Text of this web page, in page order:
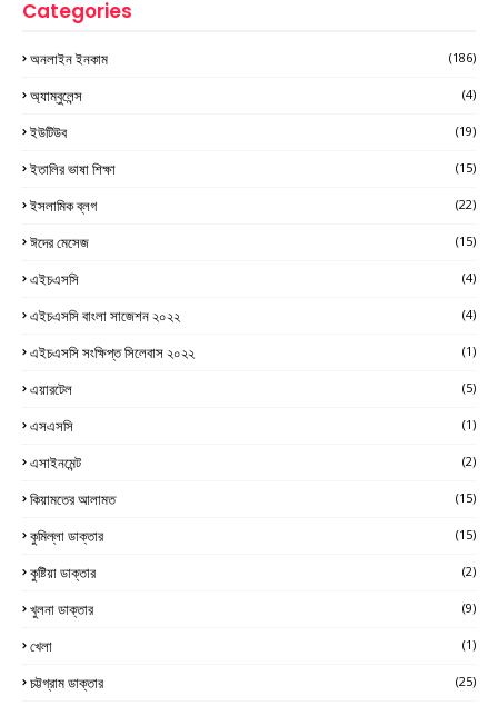
Categories
অনলাইন ইনকাম (186)
অ্যাম্বুলেন্স (4)
ইউটিউব (19)
ইতালির ভাষা শিক্ষা (15)
ইসলামিক ব্লগ (22)
ঈদের মেসেজ (15)
এইচএসসি (4)
এইচএসসি বাংলা সাজেশন ২০২২ (4)
এইচএসসি সংক্ষিপ্ত সিলেবাস ২০২২ (1)
এয়ারটেল (5)
এসএসসি (1)
এসাইনমেন্ট (2)
কিয়ামতের আলামত (15)
কুমিল্লা ডাক্তার (15)
কুষ্টিয়া ডাক্তার (2)
খুলনা ডাক্তার (9)
খেলা (1)
চট্টগ্রাম ডাক্তার (25)